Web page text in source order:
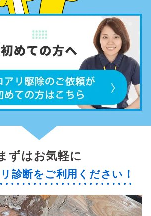
ずはお気軽に
診断をご利用ください！